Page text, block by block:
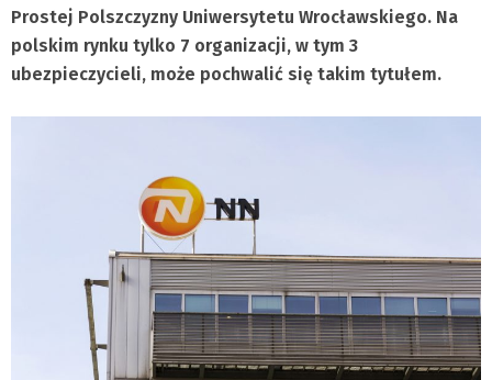
Prostej Polszczyzny Uniwersytetu Wrocławskiego. Na
polskim rynku tylko 7 organizacji, w tym 3
ubezpieczycieli, może pochwalić się takim tytułem.